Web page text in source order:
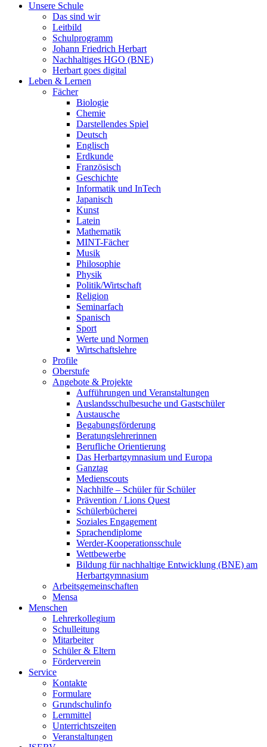
Unsere Schule
Das sind wir
Leitbild
Schulprogramm
Johann Friedrich Herbart
Nachhaltiges HGO (BNE)
Herbart goes digital
Leben & Lernen
Fächer
Biologie
Chemie
Darstellendes Spiel
Deutsch
Englisch
Erdkunde
Französisch
Geschichte
Informatik und InTech
Japanisch
Kunst
Latein
Mathematik
MINT-Fächer
Musik
Philosophie
Physik
Politik/Wirtschaft
Religion
Seminarfach
Spanisch
Sport
Werte und Normen
Wirtschaftslehre
Profile
Oberstufe
Angebote & Projekte
Aufführungen und Veranstaltungen
Auslandsschulbesuche und Gastschüler
Austausche
Begabungsförderung
Beratungslehrerinnen
Berufliche Orientierung
Das Herbartgymnasium und Europa
Ganztag
Medienscouts
Nachhilfe – Schüler für Schüler
Prävention / Lions Quest
Schülerbücherei
Soziales Engagement
Sprachendiplome
Werder-Kooperationsschule
Wettbewerbe
Bildung für nachhaltige Entwicklung (BNE) am
Herbartgymnasium
Arbeitsgemeinschaften
Mensa
Menschen
Lehrerkollegium
Schulleitung
Mitarbeiter
Schüler & Eltern
Förderverein
Service
Kontakte
Formulare
Grundschulinfo
Lernmittel
Unterrichtszeiten
Veranstaltungen